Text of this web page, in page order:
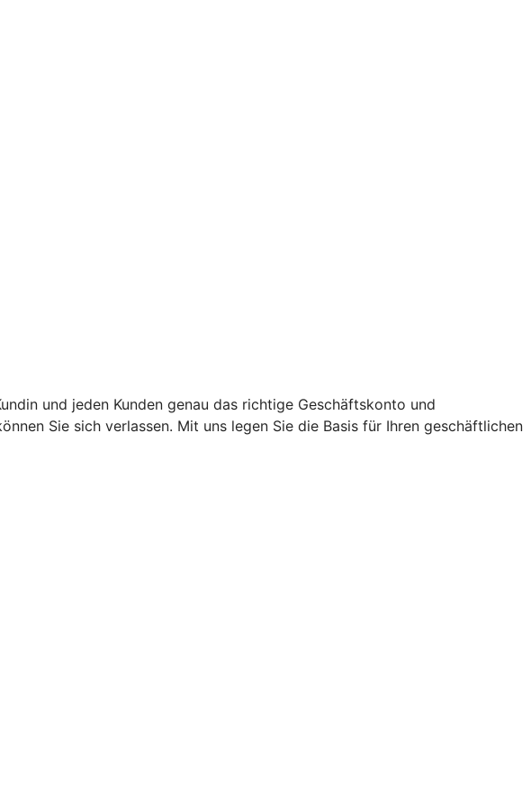
und jeden Kunden genau das richtige Geschäftskonto und
Sie sich verlassen. Mit uns legen Sie die Basis für Ihren geschäftlichen